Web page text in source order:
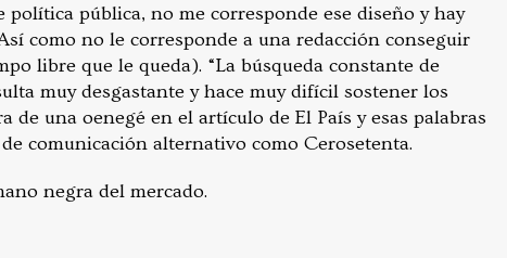
política pública, no me corresponde ese diseño y hay
como no le corresponde a una redacción conseguir
libre que le queda). “La búsqueda constante de
muy desgastante y hace muy difícil sostener los
una oenegé en el artículo de El País y esas palabras
comunicación alternativo como Cerosetenta.
negra del mercado.